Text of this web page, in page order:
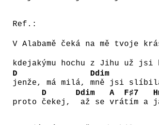
Ref.:
V Alabamě čeká na mě tvoje
kdejakýmu hochu z Jihu už jsi
D
jenže, má milá,
Ddim
mně jsi
proto
D
čekej,
Ddim
až se
A
vrá
F♯7
tím a